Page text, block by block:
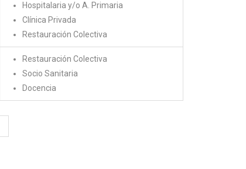
Hospitalaria y/o A. Primaria
Clínica Privada
Restauración Colectiva
Restauración Colectiva
Socio Sanitaria
Docencia